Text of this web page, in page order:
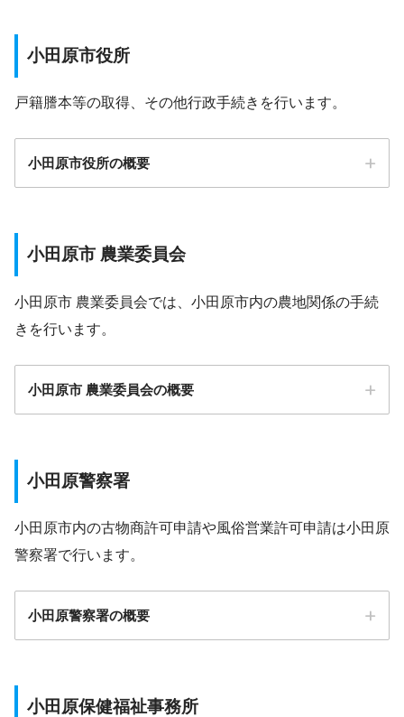
小田原市役所
戸籍謄本等の取得、その他行政手続きを行います。
小田原市役所の概要
小田原市 農業委員会
小田原市 農業委員会では、小田原市内の農地関係の手続
きを行います。
小田原市 農業委員会の概要
小田原警察署
小田原市内の古物商許可申請や風俗営業許可申請は小田原
警察署で行います。
小田原警察署の概要
小田原保健福祉事務所